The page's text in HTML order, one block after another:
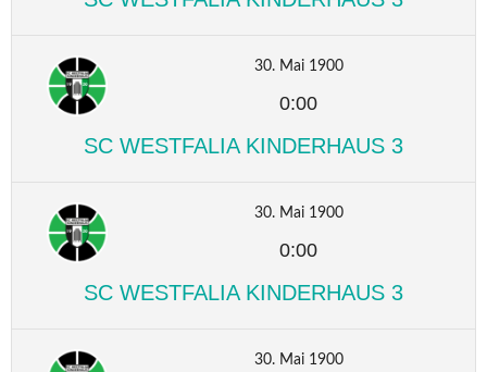
30. Mai 1900
0:00
SC WESTFALIA KINDERHAUS 3
30. Mai 1900
0:00
SC WESTFALIA KINDERHAUS 3
30. Mai 1900